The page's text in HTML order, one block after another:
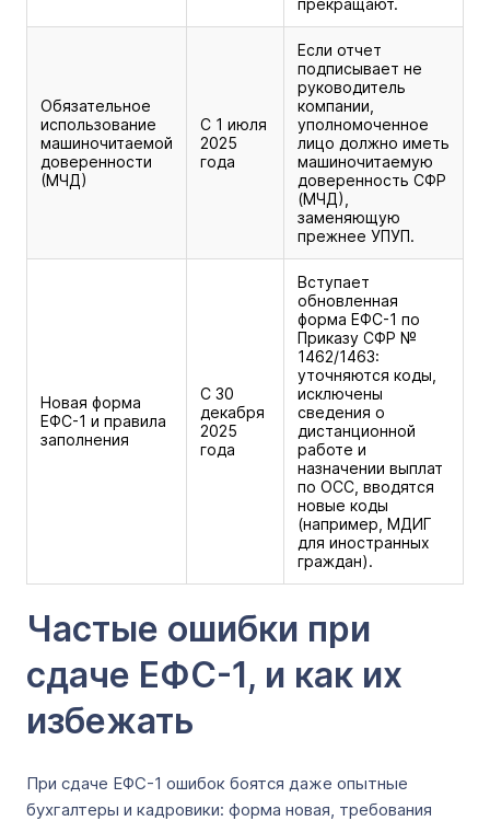
прекращают.
Обязательное
использование
машиночитаемой
доверенности
(МЧД)
С 1 июля
2025
года
Если отчет
подписывает не
руководитель
компании,
уполномоченное
лицо должно иметь
машиночитаемую
доверенность СФР
(МЧД),
заменяющую
прежнее УПУП.
Новая форма
ЕФС-1 и правила
заполнения
С 30
декабря
2025
года
Вступает
обновленная
форма ЕФС-1 по
Приказу СФР №
1462/1463:
уточняются коды,
исключены
сведения о
дистанционной
работе и
назначении выплат
по ОСС, вводятся
новые коды
(например, МДИГ
для иностранных
граждан).
Частые ошибки при
сдаче ЕФС-1, и как их
избежать
При сдаче ЕФС-1 ошибок боятся даже опытные
бухгалтеры и кадровики: форма новая, требования